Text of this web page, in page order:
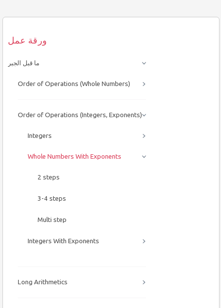
ورقة عمل
ما قبل الجبر
Order of Operations (Whole Numbers)
Order of Operations (Integers, Exponents)
Integers
Whole Numbers With Exponents
2 steps
3-4 steps
Multi step
Integers With Exponents
Long Arithmetics